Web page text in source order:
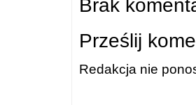
Brak
Prześlij
Redakcja nie